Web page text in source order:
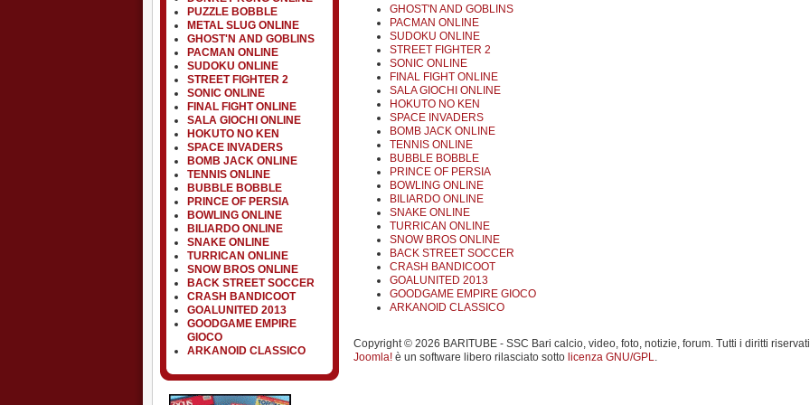
PUZZLE BOBBLE
METAL SLUG ONLINE
GHOST'N AND GOBLINS
PACMAN ONLINE
SUDOKU ONLINE
STREET FIGHTER 2
SONIC ONLINE
FINAL FIGHT ONLINE
SALA GIOCHI ONLINE
HOKUTO NO KEN
SPACE INVADERS
BOMB JACK ONLINE
TENNIS ONLINE
BUBBLE BOBBLE
PRINCE OF PERSIA
BOWLING ONLINE
BILIARDO ONLINE
SNAKE ONLINE
TURRICAN ONLINE
SNOW BROS ONLINE
BACK STREET SOCCER
CRASH BANDICOOT
GOALUNITED 2013
GOODGAME EMPIRE
GIOCO
ARKANOID CLASSICO
GHOST'N AND GOBLINS
PACMAN ONLINE
SUDOKU ONLINE
STREET FIGHTER 2
SONIC ONLINE
FINAL FIGHT ONLINE
SALA GIOCHI ONLINE
HOKUTO NO KEN
SPACE INVADERS
BOMB JACK ONLINE
TENNIS ONLINE
BUBBLE BOBBLE
PRINCE OF PERSIA
BOWLING ONLINE
BILIARDO ONLINE
SNAKE ONLINE
TURRICAN ONLINE
SNOW BROS ONLINE
BACK STREET SOCCER
CRASH BANDICOOT
GOALUNITED 2013
GOODGAME EMPIRE GIOCO
ARKANOID CLASSICO
Copyright © 2026 BARITUBE - SSC Bari calcio, video, foto, notizie, forum. Tutti i diritti
Joomla! è un software libero rilasciato sotto licenza GNU/GPL.